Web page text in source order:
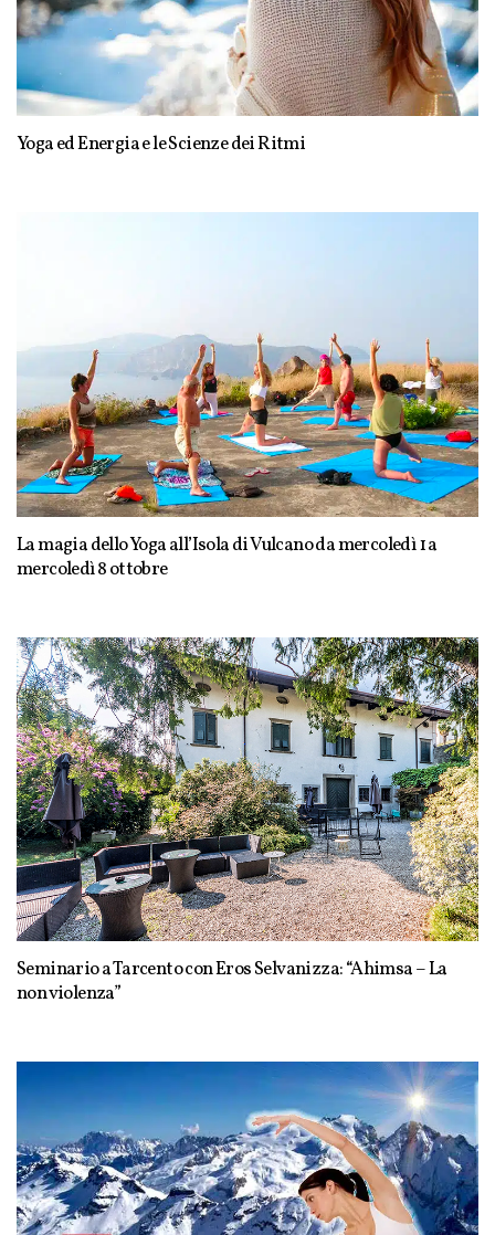
Yoga ed Energia e le Scienze dei Ritmi
La magia dello Yoga all’Isola di Vulcano da mercoledì 1 a
mercoledì 8 ottobre
Seminario a Tarcento con Eros Selvanizza: “Ahimsa – La
non violenza”